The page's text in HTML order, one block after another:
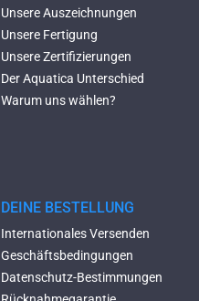
Unsere Auszeichnungen
Unsere Fertigung
Unsere Zertifizierungen
Der Aquatica Unterschied
Warum uns wählen?
DEINE BESTELLUNG
Internationales Versenden
Geschäftsbedingungen
Datenschutz-Bestimmungen